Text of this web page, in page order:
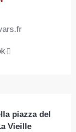
piazza del
Vieille